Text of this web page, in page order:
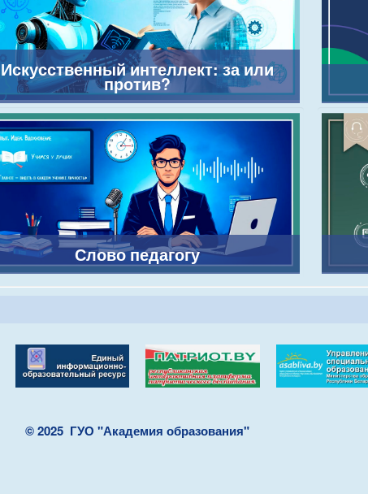
Искусственный интеллект: за или
против?
Слово педагогу
© 2025 ГУО "Академия образования"